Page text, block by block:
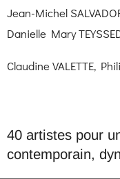
Jean-Michel
Danielle Mary
Claudine VALETTE,
40 artistes pour
contemporain,